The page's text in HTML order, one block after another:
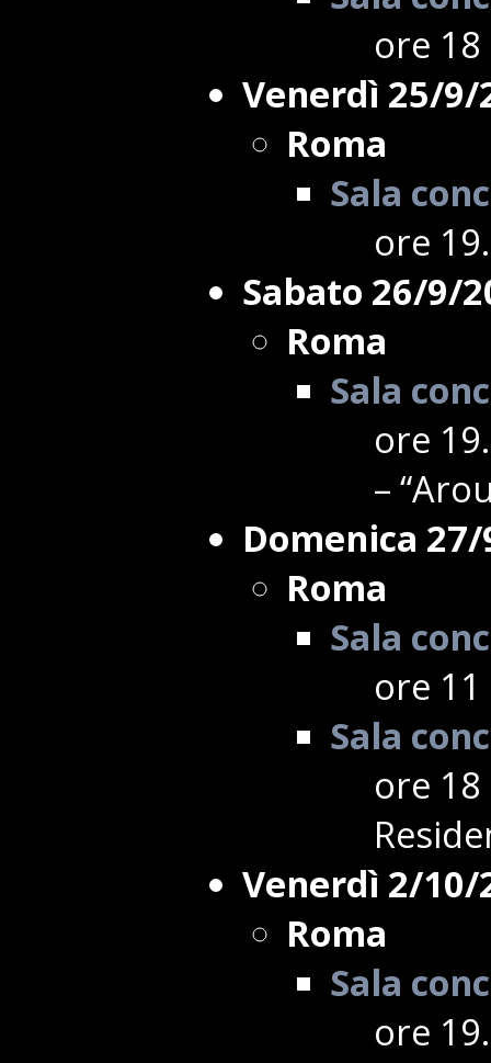
ore 18
Venerdì 25/9/
Roma
Sala
ore
Sabato 26/9/
Roma
Sala
ore
–
Domenica
Roma
Sala
ore 11
Sala
ore
Venerdì 2/10/
Roma
Sala
ore